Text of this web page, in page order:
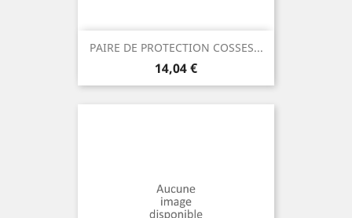
PAIRE DE PROTECTION COSSES...
Prix
14,04 €